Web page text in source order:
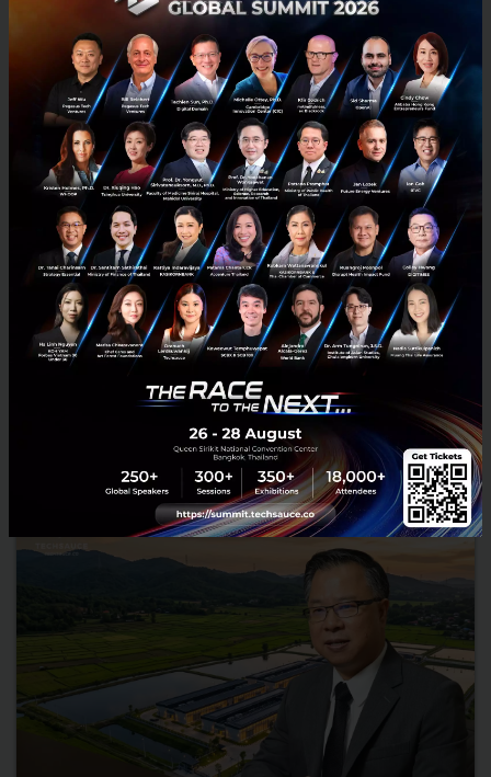
3 เรื่องที่ประเทศไทยต้อง Focus สร้างคน–นวัตกรรม–ปฏิรูป
ระบบราชการ เพื่อยกระดับขีดความสามารถประเทศ
นายอนุทิน ชาญวีรกูล นายกรัฐมนตรีและรัฐมนตรีว่าการกระทรวง
มหาดไทย กล่าวปาฐกถาพิเศษในหัวข้อ “ฝ่าวิกฤติ รับมือระเบียบโลก
ใหม่” ในงาน The INTANIA Forum...
| ByTechsauce Team
เศรษฐกิจไทย